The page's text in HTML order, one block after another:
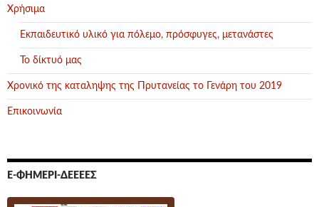
Χρήσιμα
Εκπαιδευτικό υλικό για πόλεμο, πρόσφυγες, μετανάστες
Το δίκτυό μας
Χρονικό της καταληψης της Πρυτανείας το Γενάρη του 2019
Επικοινωνία
Ε-ΦΗΜΕΡΊ-ΔΕΕΕΕΣ